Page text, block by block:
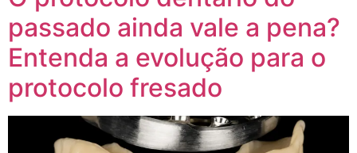
passado ainda vale a pena?
Entenda a evolução para o
protocolo fresado